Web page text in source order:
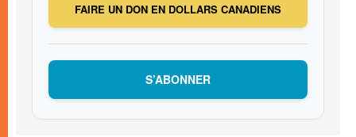
FAIRE UN DON EN DOLLARS CANADIENS
S’ABONNER